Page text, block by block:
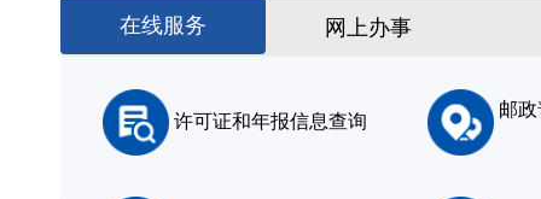
在线服务 网上办事
许可证和年报信息查询
邮